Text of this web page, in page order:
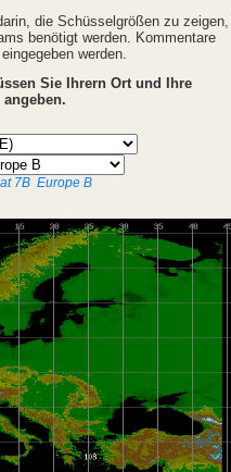
die Schüsselgrößen zu zeigen,
benötigt werden. Kommentare
werden.
Sie Ihrern Ort und Ihre
7B Europe B